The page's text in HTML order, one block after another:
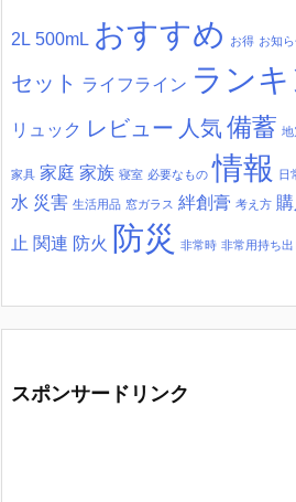
2L 500mL おすすめ お得 お知
セット ライフライン ラン
リュック レビュー 人気 備蓄 地
家具 家庭 家族 寝室 必要なもの 情報 日
水 災害 生活用品 窓ガラス 絆創膏 考え方 購
止 関連 防火 防災 非常時 非常用持ち出
スポンサードリンク